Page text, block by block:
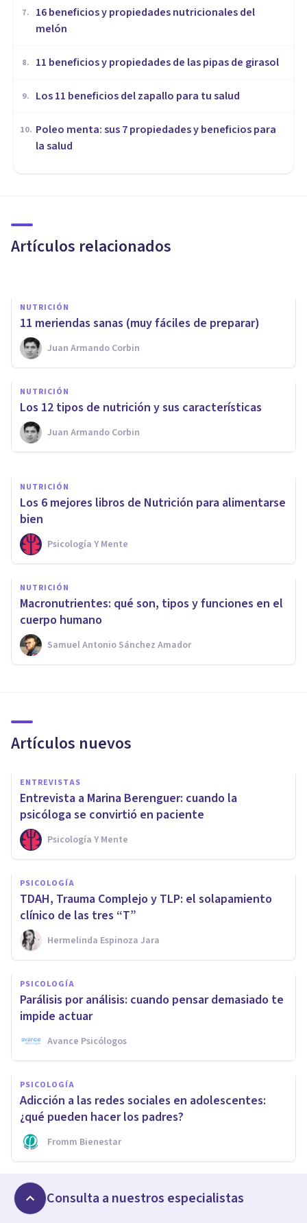
7.
16 beneficios y propiedades nutricionales del
melón
8. ​11 beneficios y propiedades de las pipas de girasol
9. Los 11 beneficios del zapallo para tu salud
10. Poleo menta: sus 7 propiedades y beneficios para
la salud
Artículos relacionados
el paladar, un acto del cerebro
NUTRICIÓN
11 meriendas sanas (muy fáciles de preparar)
Juan Armando Corbin
NUTRICIÓN
Los 12 tipos de nutrición y sus características
Juan Armando Corbin
NUTRICIÓN
Psicología y Nutrición: la
importancia de la
alimentación emocional
Jonathan García-Allen
NUTRICIÓN
Los 6 mejores libros de Nutrición para alimentarse
bien
Psicología Y Mente
NUTRICIÓN
Macronutrientes: qué son, tipos y funciones en el
cuerpo humano
Samuel Antonio Sánchez Amador
Artículos nuevos
ENTREVISTAS
Entrevista a Marina Berenguer: cuando la
psicóloga se convirtió en paciente
Psicología Y Mente
PSICOLOGÍA
TDAH, Trauma Complejo y TLP: el solapamiento
clínico de las tres “T”
Hermelinda Espinoza Jara
PSICOLOGÍA
Parálisis por análisis: cuando pensar demasiado te
impide actuar
Avance Psicólogos
PSICOLOGÍA
Adicción a las redes sociales en adolescentes:
¿qué pueden hacer los padres?
Fromm Bienestar
Consulta a nuestros especialistas